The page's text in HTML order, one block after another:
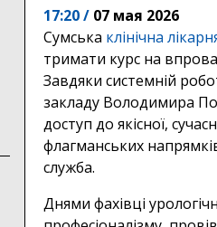
17:20 / 07 мая 2026
Сумська клінічна
тримати курс на
Завдяки системній
закладу Володимира
доступ до якісної,
флагманських
служба.
Днями фахівці